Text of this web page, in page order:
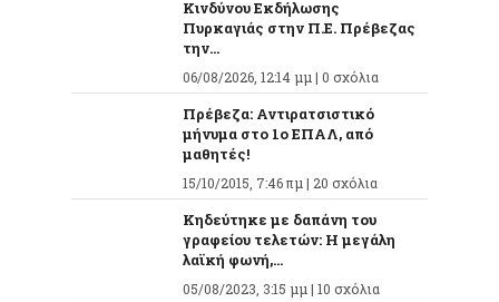
Κινδύνου Εκδήλωσης
Πυρκαγιάς στην Π.Ε. Πρέβεζας
την...
06/08/2026, 12:14 μμ | 0 σχόλια
Πρέβεζα: Αντιρατσιστικό
μήνυμα στο 1ο ΕΠΑΛ, από
μαθητές!
15/10/2015, 7:46 πμ | 20 σχόλια
Κηδεύτηκε με δαπάνη του
γραφείου τελετών: Η μεγάλη
λαϊκή φωνή,...
05/08/2023, 3:15 μμ | 10 σχόλια